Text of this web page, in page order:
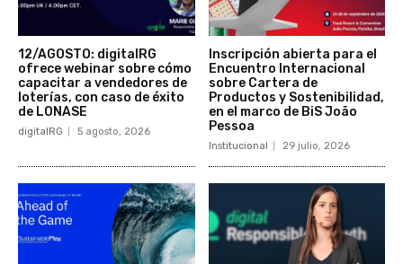
12/AGOSTO: digitalRG
ofrece webinar sobre cómo
capacitar a vendedores de
loterías, con caso de éxito
de LONASE
digitalRG 5 agosto, 2026
Inscripción abierta para el
Encuentro Internacional
sobre Cartera de
Productos y Sostenibilidad,
en el marco de BiS João
Pessoa
Institucional 29 julio, 2026